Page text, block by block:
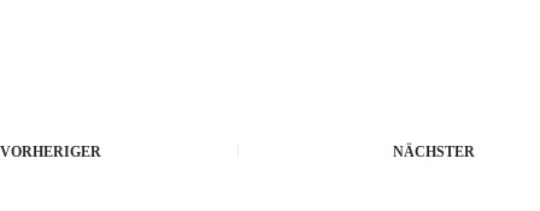
VORHERIGER NÄCHSTER